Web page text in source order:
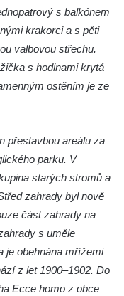
s balkónem
krakorci a s pěti
valbovou střechu.
s hodinami krytá
ostěním je ze
přestavbou areálu za
parku. V
starých stromů a
zahrady byl nově
část zahrady na
s uměle
je obehnána mřížemi
z let 1900–1902. Do
Ecce homo z obce